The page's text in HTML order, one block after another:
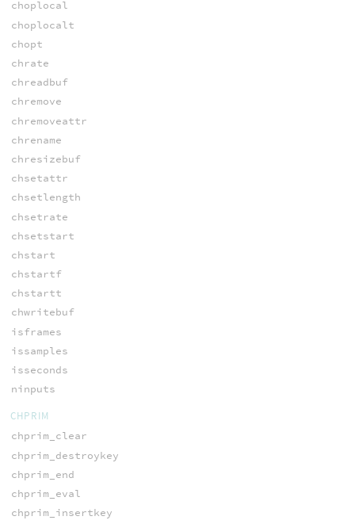
choplocal
choplocalt
chopt
chrate
chreadbuf
chremove
chremoveattr
chrename
chresizebuf
chsetattr
chsetlength
chsetrate
chsetstart
chstart
chstartf
chstartt
chwritebuf
isframes
issamples
isseconds
ninputs
CHPRIM
chprim_clear
chprim_destroykey
chprim_end
chprim_eval
chprim_insertkey